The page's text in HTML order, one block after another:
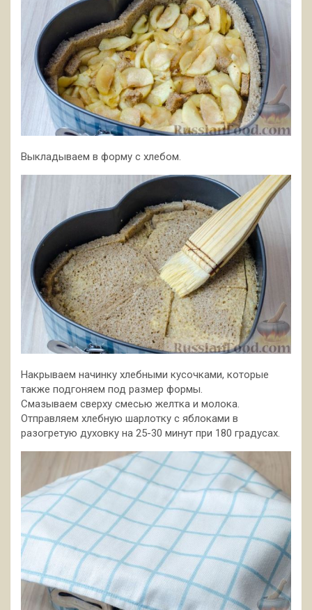
Выкладываем в форму с хлебом.
Накрываем начинку хлебными кусочками, которые
также подгоняем под размер формы.
Смазываем сверху смесью желтка и молока.
Отправляем хлебную шарлотку с яблоками в
разогретую духовку на 25-30 минут при 180 градусах.